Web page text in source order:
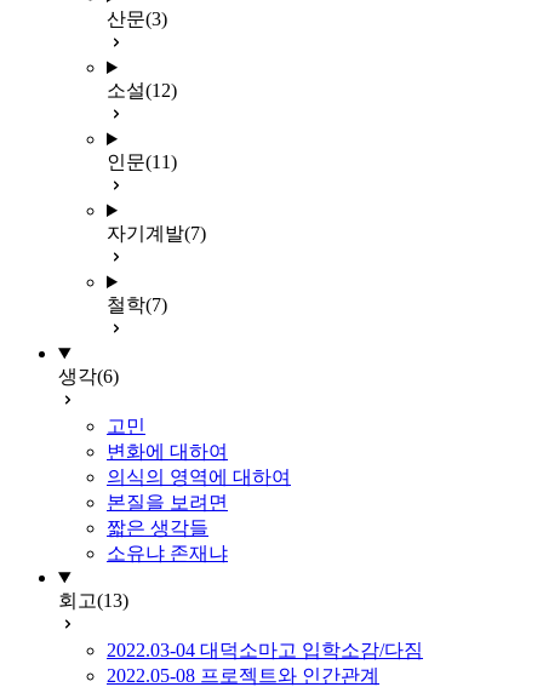
산문(3)
소설(12)
인문(11)
자기계발(7)
철학(7)
생각(6)
고민
변화에 대하여
의식의 영역에 대하여
본질을 보려면
짧은 생각들
소유냐 존재냐
회고(13)
2022.03-04 대덕소마고 입학소감/다짐
2022.05-08 프로젝트와 인간관계